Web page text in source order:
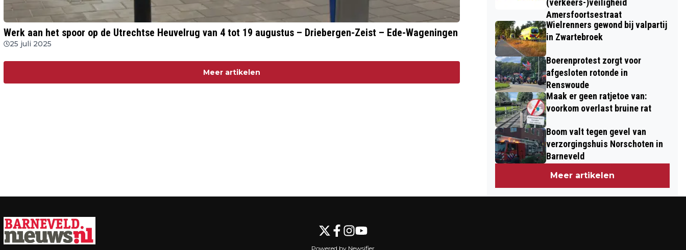
Werk aan het spoor op de Utrechtse Heuvelrug van 4 tot 19 augustus – Driebergen-Zeist – Ede-Wageningen
25 juli 2025
Meer artikelen
(verkeers-)veiligheid
Amersfoortsestraat
Wielrenners gewond bij valpartij
in Zwartebroek
Boerenprotest zorgt voor
afgesloten rotonde in
Renswoude
Maak er geen ratjetoe van:
voorkom overlast bruine rat
Boom valt tegen gevel van
verzorgingshuis Norschoten in
Barneveld
Meer artikelen
Powered by Newsifier